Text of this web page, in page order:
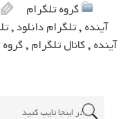
گروه تلگرام
آینده,تلگرام دانلود,
آینده,کانال تلگرام,گروه